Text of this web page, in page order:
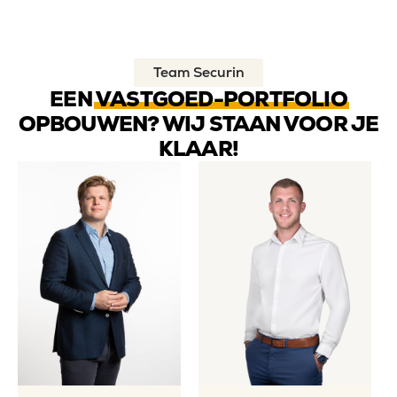
Team Securin
EENVASTGOED-PORTFOLIO
OPBOUWEN? WIJ STAAN VOOR JE
KLAAR!